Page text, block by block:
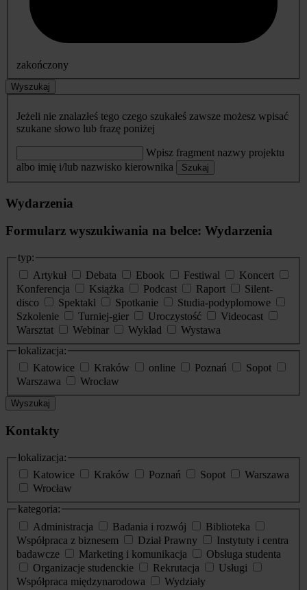
zakończony
Wyszukaj
Jeżeli nie znalazłeś tego czego szukałeś zawsze możesz wpisać
szukane słowo lub frazę poniżej
Wpisz fragment nazwy projektu
albo imię i/lub nazwisko kierownika
Szukaj
Wydarzenia
Formularz wyszukiwania na belce: Wydarzenia
typ:
Artykuł
Debata Ebook Festiwal
Koncert
Konferencja
Książka Podcast Raport
Silent-
disco
Spektakl Spotkanie
Studia-podyplomowe
Szkolenie
Turniej-gier Uroczystość
Videocast
Warsztat
Webinar Wykład
Wystawa
lokalizacja:
Katowice
Kraków online Poznań
Sopot
Warszawa
Wrocław
Wyszukaj
Kontakty
lokalizacja:
Katowice
Kraków Poznań Sopot
Warszawa
Wrocław
kategoria:
Administracja
Badania i rozwój
Biblioteka
Współpraca z biznesem
Dział Prawny
Instytuty i centra
badawcze
Marketing i komunikacja
Obsługa studenta
Organizacje studenckie
Rekrutacja
Usługi
Współpraca międzynarodowa
Wydziały